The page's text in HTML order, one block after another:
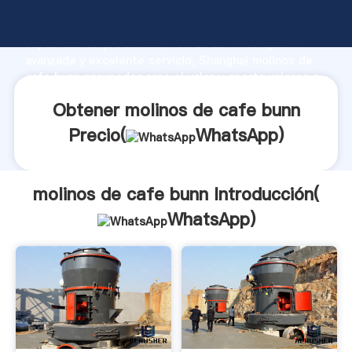
capacidad de producción, fuerza de investigación
cafe bunn proveedor crea el valor y aporta valores a
Obtener molinos de cafe bunn
Precio(
WhatsApp)
molinos de cafe bunn Introducción(
WhatsApp)